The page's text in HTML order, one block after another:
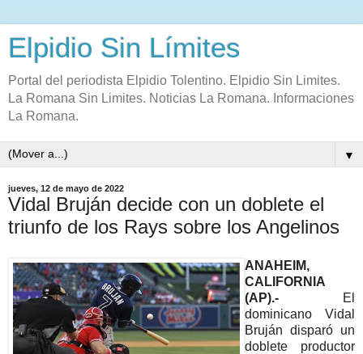
Elpidio Sin Límites
Portal del periodista Elpidio Tolentino. Elpidio Sin Limites.
La Romana Sin Limites. Noticias La Romana. Informaciones
La Romana.
▼
jueves, 12 de mayo de 2022
Vidal Bruján decide con un doblete el
triunfo de los Rays sobre los Angelinos
ANAHEIM,
CALIFORNIA
(AP).-
El
dominicano Vidal
Bruján disparó un
doblete productor